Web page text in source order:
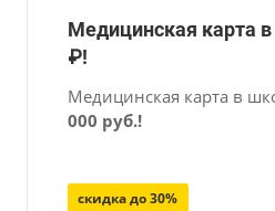
Медицинская карта
₽!
Медицинская карта в
000 руб.!
скидка до 30%